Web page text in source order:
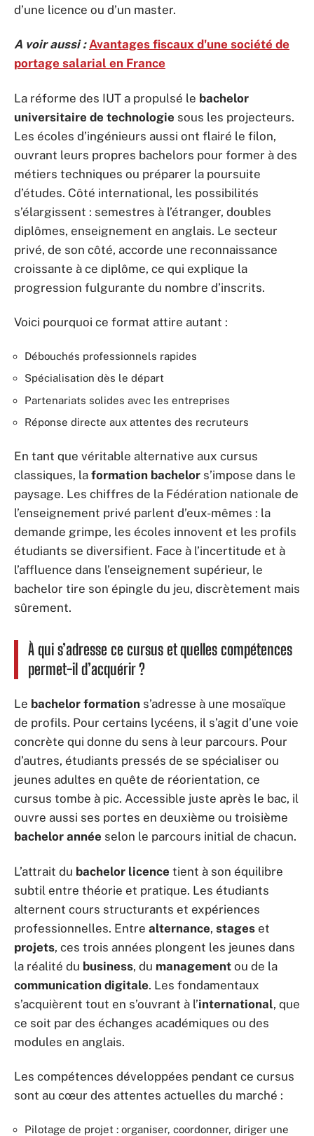
d’une licence ou d’un master.
A voir aussi : Avantages fiscaux d'une société de
portage salarial en France
La réforme des IUT a propulsé le bachelor
universitaire de technologie sous les projecteurs.
Les écoles d’ingénieurs aussi ont flairé le filon,
ouvrant leurs propres bachelors pour former à des
métiers techniques ou préparer la poursuite
d’études. Côté international, les possibilités
s’élargissent : semestres à l’étranger, doubles
diplômes, enseignement en anglais. Le secteur
privé, de son côté, accorde une reconnaissance
croissante à ce diplôme, ce qui explique la
progression fulgurante du nombre d’inscrits.
Voici pourquoi ce format attire autant :
Débouchés professionnels rapides
Spécialisation dès le départ
Partenariats solides avec les entreprises
Réponse directe aux attentes des recruteurs
En tant que véritable alternative aux cursus
classiques, la formation bachelor s’impose dans le
paysage. Les chiffres de la Fédération nationale de
l’enseignement privé parlent d’eux-mêmes : la
demande grimpe, les écoles innovent et les profils
étudiants se diversifient. Face à l’incertitude et à
l’affluence dans l’enseignement supérieur, le
bachelor tire son épingle du jeu, discrètement mais
sûrement.
À qui s’adresse ce cursus et quelles compétences
permet-il d’acquérir ?
Le bachelor formation s’adresse à une mosaïque
de profils. Pour certains lycéens, il s’agit d’une voie
concrète qui donne du sens à leur parcours. Pour
d’autres, étudiants pressés de se spécialiser ou
jeunes adultes en quête de réorientation, ce
cursus tombe à pic. Accessible juste après le bac, il
ouvre aussi ses portes en deuxième ou troisième
bachelor année selon le parcours initial de chacun.
L’attrait du bachelor licence tient à son équilibre
subtil entre théorie et pratique. Les étudiants
alternent cours structurants et expériences
professionnelles. Entre alternance, stages et
projets, ces trois années plongent les jeunes dans
la réalité du business, du management ou de la
communication digitale. Les fondamentaux
s’acquièrent tout en s’ouvrant à l’international, que
ce soit par des échanges académiques ou des
modules en anglais.
Les compétences développées pendant ce cursus
sont au cœur des attentes actuelles du marché :
Pilotage de projet : organiser, coordonner, diriger une